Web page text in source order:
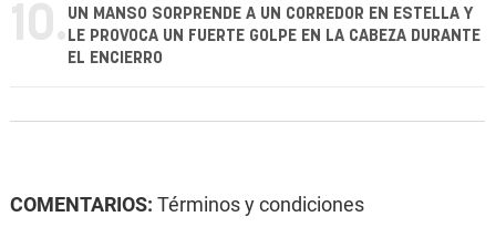
10. UN MANSO SORPRENDE A UN CORREDOR EN ESTELLA Y
LE PROVOCA UN FUERTE GOLPE EN LA CABEZA DURANTE
EL ENCIERRO
COMENTARIOS: Términos y condiciones